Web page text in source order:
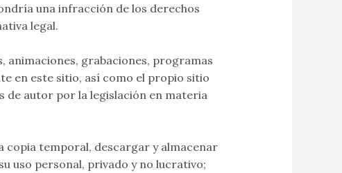
una infracción de los derechos
legal.
animaciones, grabaciones, programas
en este sitio, así como el propio sitio
autor por la legislación en materia
copia temporal, descargar y almacenar
uso personal, privado y no lucrativo;